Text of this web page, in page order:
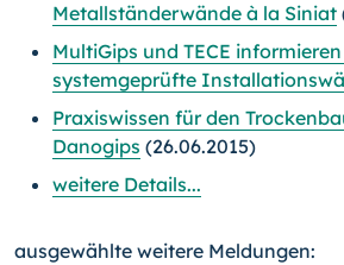
Metallständerwände à la Siniat
MultiGips und TECE
systemgeprüfte
Praxiswissen für den
Danogips (26.06.2015)
weitere Details...
ausgewählte weitere Meldungen: